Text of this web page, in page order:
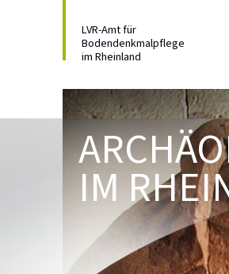
LVR-Amt für
Bodendenkmalpflege
im Rheinland
IM